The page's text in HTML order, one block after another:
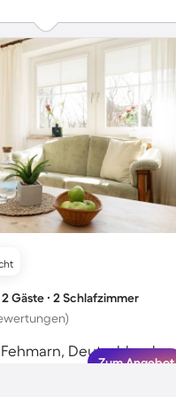
Gäste ∙ 2 Schlafzimmer
Deutschland
Zum Angebot